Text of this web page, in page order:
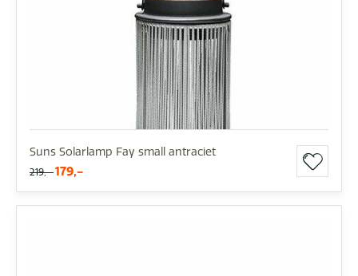
Suns Solarlamp Fay small antraciet
219,- 179,-